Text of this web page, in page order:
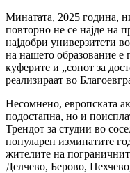
Минатата, 2025 година,
повторно не се најде на
најдобри универзитети
на нашето образование е
куферите и „сонот за
реализираат во
Несомнено, европската
подостапна, но и
Трендот за студии во
популарен изминатите
жителите на
Делчево, Берово,